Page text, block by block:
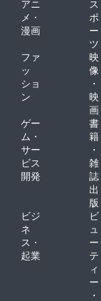
アニ
メ・
漫画
ス
ポ
ー
ツ
ファ
ッ
ショ
ン
映
像
・
映
画
ゲー
ム・
サー
ビス
開発
書
籍
・
雑
誌
出
版
ビジ
ネ
ス・
起業
ビ
ュ
ー
テ
ィ
ー
・